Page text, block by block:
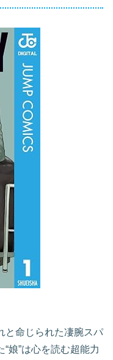
と命じられた凄腕スパ
娘”は心を読む超能力